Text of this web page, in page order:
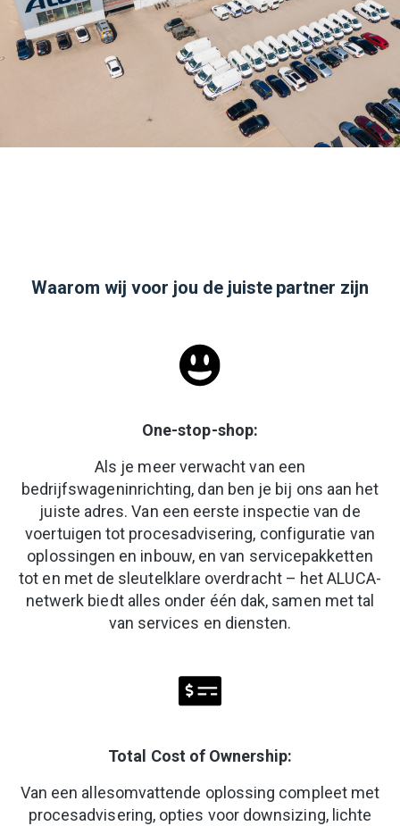
Waarom wij voor jou de juiste partner zijn
One-stop-shop:
Als je meer verwacht van een
bedrijfswageninrichting, dan ben je bij ons aan het
juiste adres. Van een eerste inspectie van de
voertuigen tot procesadvisering, configuratie van
oplossingen en inbouw, en van servicepakketten
tot en met de sleutelklare overdracht – het ALUCA-
netwerk biedt alles onder één dak, samen met tal
van services en diensten.
Total Cost of Ownership:
Van een allesomvattende oplossing compleet met
procesadvisering, opties voor downsizing, lichte